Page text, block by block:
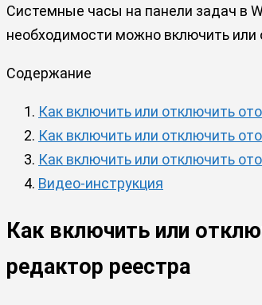
Системные часы на панели задач в
необходимости можно включить или
Содержание
Как включить или отключить
Как включить или отключить
Как включить или отключить
Видео-инструкция
Как включить или
редактор реестра